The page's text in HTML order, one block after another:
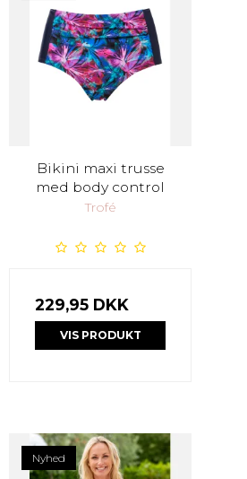
Bikini maxi trusse
med body control
Trofé
229,95 DKK
VIS PRODUKT
Nyhed